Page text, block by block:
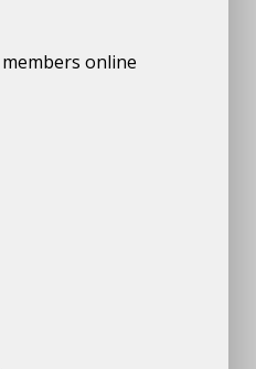
online